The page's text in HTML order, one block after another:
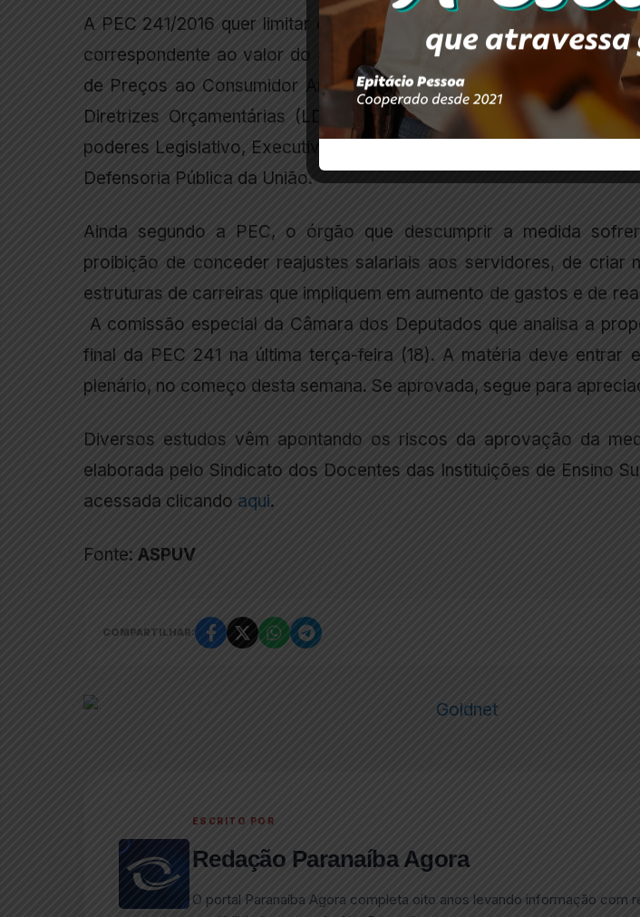
A PEC 241/2016 quer limitar os gastos da União por um período de
correspondente ao valor do ano anterior corrigido pela inflação
de Preços ao Consumidor Amplo (IPCA). De acordo com a
Diretrizes Orçamentárias (LDO) vai definir, com base na regra, o
poderes Legislativo, Executivo e Judiciário, além do Ministério
Defensoria Pública da União.
Ainda segundo a PEC, o órgão que descumprir a medida
proibição de conceder reajustes salariais aos servidores, de criar
estruturas de carreiras que impliquem em aumento de gastos e de
A comissão especial da Câmara dos Deputados que analisa a
final da PEC 241 na última terça-feira (18). A matéria deve entrar
plenário, no começo desta semana. Se aprovada, segue para
Diversos estudos vêm apontando os riscos da aprovação da
elaborada pelo Sindicato dos Docentes das Instituições de Ensino
acessada clicando aqui.
Fonte: ASPUV
COMPARTILHAR:
ESCRITO POR
Redação Paranaíba Agora
O portal Paranaíba Agora completa oito anos levando informação com